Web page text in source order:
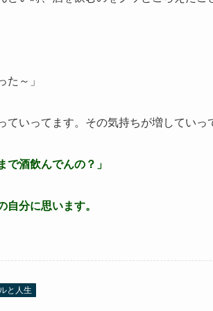
た～」
ていってます。その気持ちが増していっ
で酒飲んでんの？」
自分に思います。
と人生